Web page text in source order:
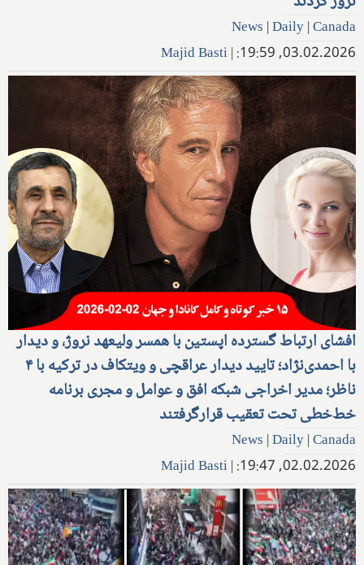
News |Daily|Canada
03.02.2026, 19:59:
|
Majid Basti
افشای ارتباط گسترده اپستین با همسر ولیعهد نروژ، و دیدار
با احمدی‌نژاد؛ تایید دیدار عراقچی و ویتکاف در ترکیه با ۴
ناظر؛ مدیر اخراجی شبکه افق و عوامل و مجری برنامه
خط‌خطی تحت تعقیب قرارگرفتند
News |Daily|Canada
02.02.2026, 19:47:
|
Majid Basti